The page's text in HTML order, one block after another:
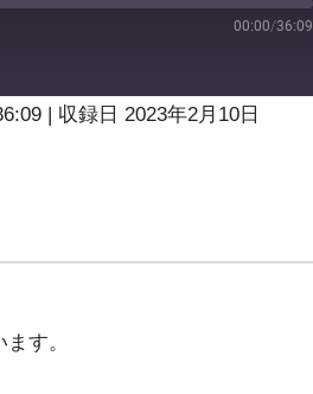
00:00/36:09
| 収録日 2023年2月10日
す。